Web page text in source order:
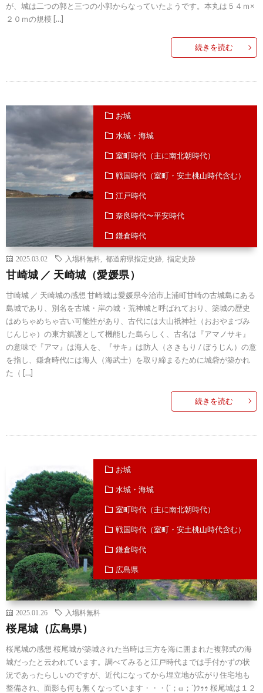
が、城は二つの郭と三つの小郭からなっていたようです。本丸は５４ｍ×
２０ｍの規模 […]
続きを読む
お城
水城・海城
室町時代（主に南北朝時代）
戦国時代（室町・安土桃山時代含む）
江戸時代
奈良時代〜平安時代
鎌倉時代
愛媛県
2025.03.02 入場料無料 都道府県指定史跡 指定史跡
甘崎城 ／ 天崎城（愛媛県）
甘崎城 ／ 天崎城の感想 甘崎城は愛媛県今治市上浦町甘崎の古城島にある
島城であり、別名を古城・岸の城・荒神城と呼ばれており、築城の歴史
はめちゃめちゃ古い可能性があり、古代には大山祇神社（おおやまづみ
じんじゃ）の東方鎮護として機能した島らしく、古名は『アマノサキ』
の意味で『アマ』は海人を、『サキ』は防人（さきもり / ぼうじん）の意
を指し、鎌倉時代には海人（海武士）を取り締まるために城砦が築かれ
た（ […]
続きを読む
お城
水城・海城
室町時代（主に南北朝時代）
戦国時代（室町・安土桃山時代含む）
鎌倉時代
広島県
2025.01.26 入場料無料
桜尾城（広島県）
桜尾城の感想 桜尾城が築城された当時は三方を海に囲まれた複郭式の海
城だったと云われています。調べてみると江戸時代までは手付かずの状
況であったらしいのですが、近代になってから埋立地が広がり住宅地も
整備され、面影も何も無くなっています・・・(´；ω；`)ｳｩｩ 桜尾城は１２